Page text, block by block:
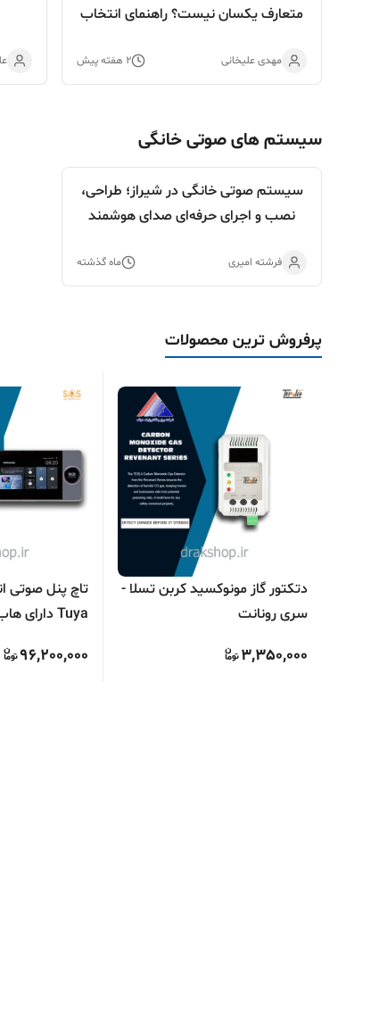
متعارف یکسان نیست؟ راهنمای انتخاب
۲ هفته پیش مهدی علیخانی
سیستم های صوتی خانگی
سیستم صوتی خانگی در شیراز؛ طراحی،
نصب و اجرای حرفه‌ای صدای هوشمند
ماه گذشته فرشته امیری
پرفروش ترین محصولات
دتکتور گاز مونوکسید کربن تسلا -
سری رونانت
3,350,000
96,200,000